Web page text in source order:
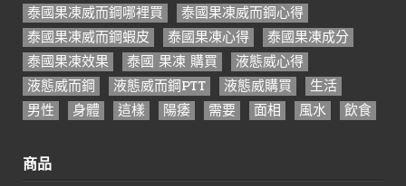
泰國果凍威而鋼哪裡買
泰國果凍威而鋼心得
泰國果凍威而鋼蝦皮
泰國果凍心得
泰國果凍成分
泰國果凍效果
泰國 果凍 購買
液態威心得
液態威而鋼
液態威而鋼PTT 液態威購買
生活
男性
身體 這樣 陽痿 需要 面相 風水 飲食
商品